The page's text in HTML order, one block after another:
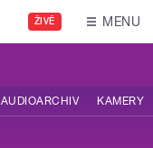
ŽIVĚ MENU
AUDIOARCHIV KAMERY